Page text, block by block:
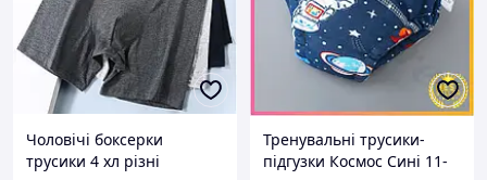
Чоловічі боксерки
трусики 4 хл різні
Тренувальні трусики-
підгузки Космос Сині 11-